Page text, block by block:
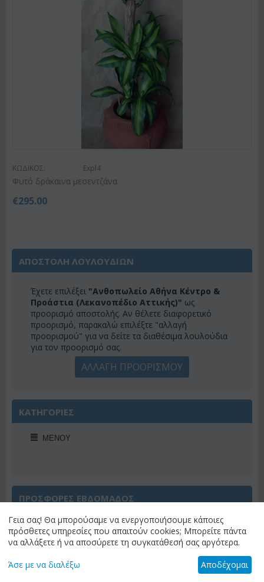
ΚΩΔΙΚΟΣ: Expl4
Φυτό δράκαινα μεσεντζάνα
€295.00
ΑΠΟΣΤΟΛΗ ΛΟΥΛΟΥΔΙΩΝ
Έχετε επιλέξει "Ανθοπωλείο Αθήνα Κέντρο &
Προάστια (Λεκανοπέδιο Αττικής)" ως
προορισμό αποστολής. Αν θέλετε διαφορετικό
προορισμό, παρακαλώ επιλέξτε "αλλαγή
προορισμού" για να δείτε τα διαθέσιμα λουλούδια
για τον προορισμό σας.
ΑΛΛΑΓΗ ΠΡΟΟΡΙΣΜΟΥ
ΚΑΤΗΓΟΡΙΕΣ
ΜΕΝΟΎ
ΠΡΟΣΦΟΡΕΣ ΕΒΔΟΜΑΔΟΣ
Έκπτωση 22%
Γεια σας! Θα μπορούσαμε να ενεργοποιήσουμε κάποιες
πρόσθετες υπηρεσίες που απαιτούν cookies; Μπορείτε πάντα
να αλλάξετε ή να αποσύρετε τη συγκατάθεσή σας αργότερα.
Άσε με να διαλέξω Αποδέχομαι